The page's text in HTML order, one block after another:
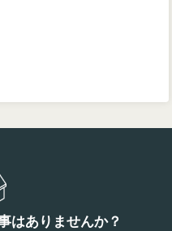
はありませんか？